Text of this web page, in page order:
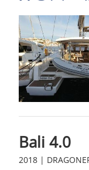
Bali 4.0
2018 |